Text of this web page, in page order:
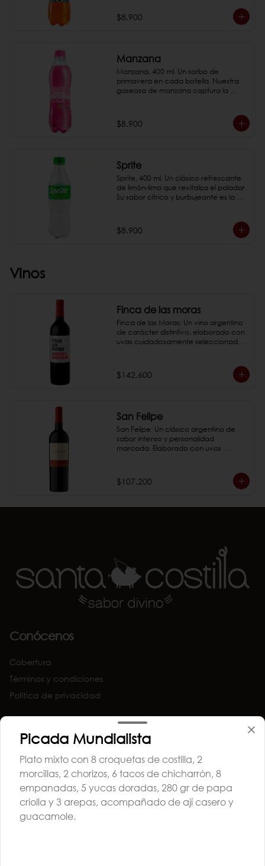
*Fotos de referencia
$8.900
Manzana
Manzana, 400 ml. Un sorbo de
primavera en cada botella. Nuestra
gaseosa de manzana captura la
refrescante y deliciosa.
*Fotos de referencia
$8.900
Sprite
Sprite, 400 ml. Un clásico refrescante
de limón-lima que revitaliza el paladar.
Su sabor cítrico y burbujeante es la
*Fotos de referencia
$8.900
Vinos
Finca de las moras
Finca de las Moras: Un vino argentino
de carácter distintivo, elaborado con
uvas cuidadosamente seleccionadas.
acompañante perfecto para una
variedad de platos.
$142.600
San Felipe
San Felipe: Un clásico argentino de
sabor intenso y personalidad
marcada. Elaborado con uvas
cada copa.
*Fotos de referencia
$107.200
Conócenos
Cobertura
Términos y condiciones
Política de privacidad
Redes sociales
Instagram
Facebook
Mi cuenta
Pedir
Picada Mundialista
Plato mixto con 8 croquetas de costilla, 2
morcillas, 2 chorizos, 6 tacos de chicharrón, 8
empanadas, 5 yucas doradas, 280 gr de papa
criolla y 3 arepas, acompañado de ají casero y
guacamole.